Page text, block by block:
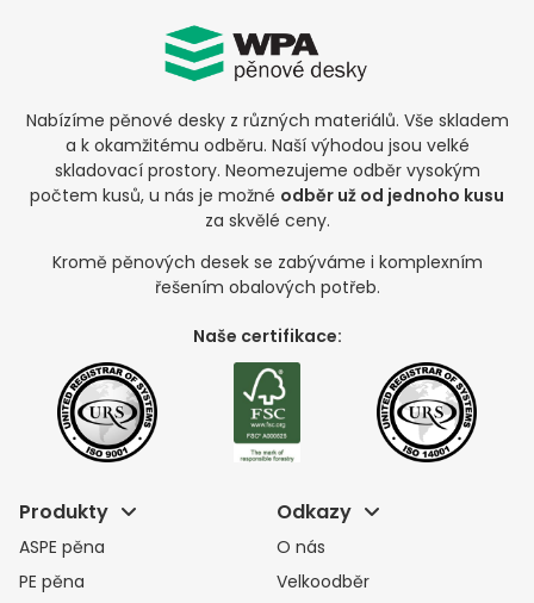
Produkty
ASPE pěna
PE pěna
Odkazy
O nás
Velkoodběr
Nabízíme pěnové desky z různých materiálů. Vše skladem
a k okamžitému odběru. Naší výhodou jsou velké
skladovací prostory. Neomezujeme odběr vysokým
počtem kusů, u nás je možné odběr už od jednoho kusu
za skvělé ceny.
Kromě pěnových desek se zabýváme i komplexním
řešením obalových potřeb.
Naše certifikace: